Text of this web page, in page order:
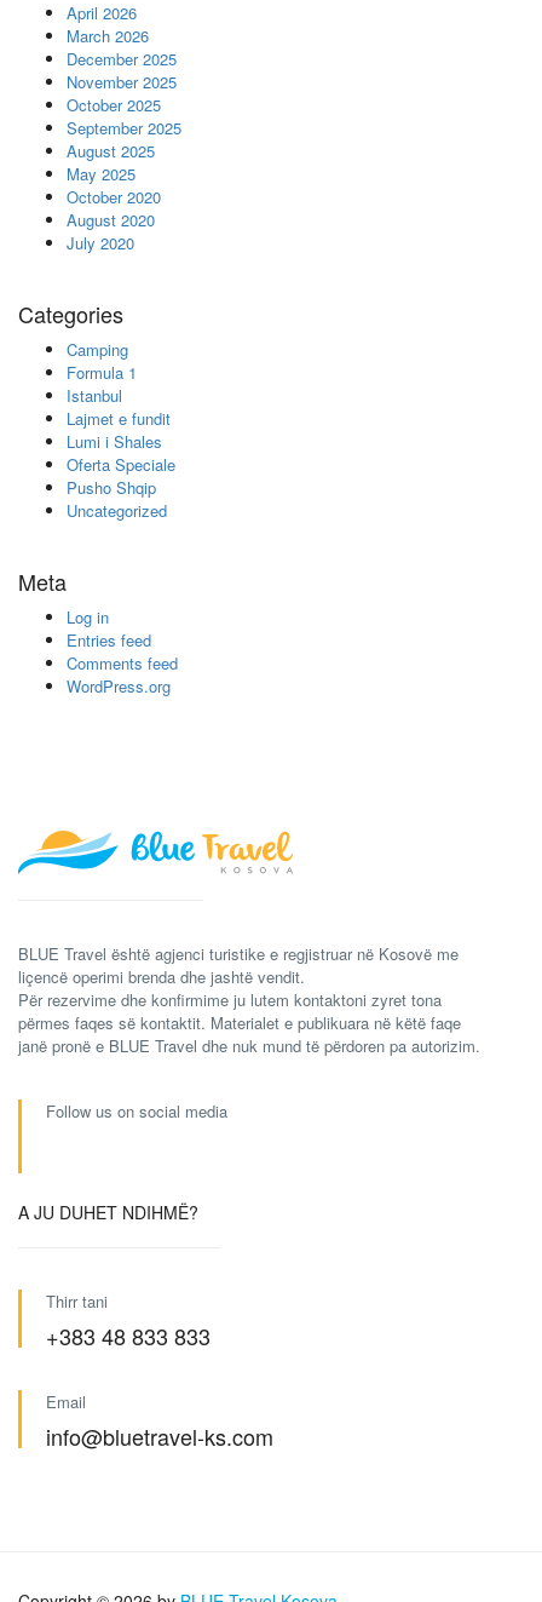
April 2026
March 2026
December 2025
November 2025
October 2025
September 2025
August 2025
May 2025
October 2020
August 2020
July 2020
Categories
Camping
Formula 1
Istanbul
Lajmet e fundit
Lumi i Shales
Oferta Speciale
Pusho Shqip
Uncategorized
Meta
Log in
Entries feed
Comments feed
WordPress.org
BLUE Travel është agjenci turistike e regjistruar në Kosovë me
liçencë operimi brenda dhe jashtë vendit.
Për rezervime dhe konfirmime ju lutem kontaktoni zyret tona
përmes faqes së kontaktit. Materialet e publikuara në këtë faqe
janë pronë e BLUE Travel dhe nuk mund të përdoren pa autorizim.
Follow us on social media
A JU DUHET NDIHMË?
Thirr tani
+383 48 833 833
Email
info@bluetravel-ks.com